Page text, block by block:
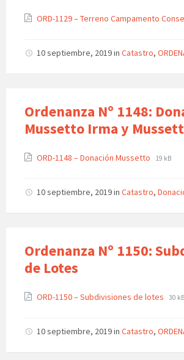
ORD-1129 – Terreno Campamento
10 septiembre, 2019in Catastro,
Ordenanza Nº 1148:
Mussetto Irma y
ORD-1148 – Donación Mussetto 19 kB
10 septiembre, 2019in Catastro,
Ordenanza Nº 1150:
de Lotes
ORD-1150 – Subdivisiones de lotes 30 kB
10 septiembre, 2019in Catastro,